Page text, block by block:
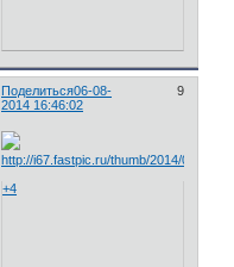
Поделиться 9
06-08-
2014 16:46:02
+4